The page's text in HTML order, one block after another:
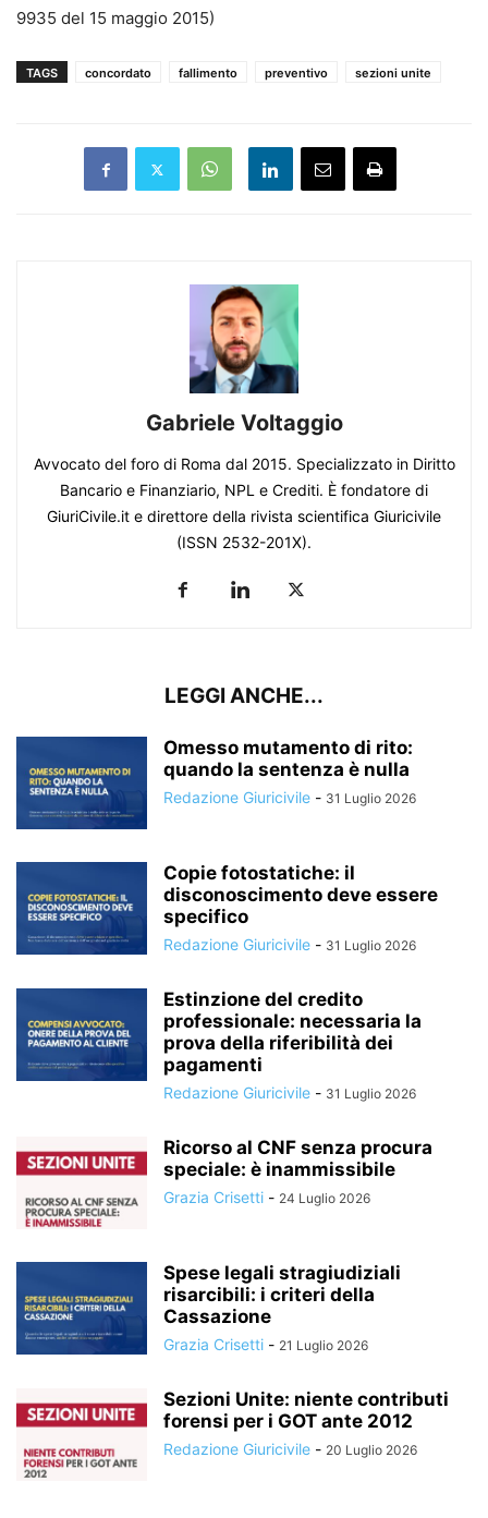
9935 del 15 maggio 2015)
TAGS concordato fallimento preventivo sezioni unite
Gabriele Voltaggio
Avvocato del foro di Roma dal 2015. Specializzato in Diritto
Bancario e Finanziario, NPL e Crediti. È fondatore di
GiuriCivile.it e direttore della rivista scientifica Giuricivile
(ISSN 2532-201X).
LEGGI ANCHE...
Omesso mutamento di rito:
quando la sentenza è nulla
Redazione Giuricivile - 31 Luglio 2026
Copie fotostatiche: il
disconoscimento deve essere
specifico
Redazione Giuricivile - 31 Luglio 2026
Estinzione del credito
professionale: necessaria la
prova della riferibilità dei
pagamenti
Redazione Giuricivile - 31 Luglio 2026
Ricorso al CNF senza procura
speciale: è inammissibile
Grazia Crisetti - 24 Luglio 2026
Spese legali stragiudiziali
risarcibili: i criteri della
Cassazione
Grazia Crisetti - 21 Luglio 2026
Sezioni Unite: niente contributi
forensi per i GOT ante 2012
Redazione Giuricivile - 20 Luglio 2026